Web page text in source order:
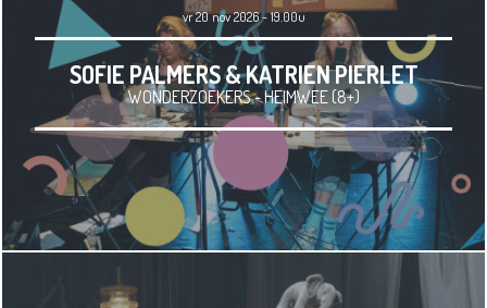
vr 20 nov 2026 - 19.00u
SOFIE PALMERS & KATRIEN PIERLET
WONDERZOEKERS - HEIMWEE (8+)